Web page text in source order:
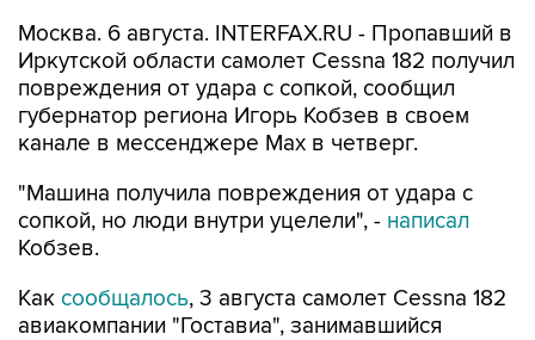
Москва. 6 августа. INTERFAX.RU - Пропавший в
Иркутской области самолет Cessna 182 получил
повреждения от удара с сопкой, сообщил
губернатор региона Игорь Кобзев в своем
канале в мессенджере Мах в четверг.
"Машина получила повреждения от удара с
сопкой, но люди внутри уцелели", - написал
Кобзев.
Как сообщалось, 3 августа самолет Cessna 182
авиакомпании "Гоставиа", занимавшийся